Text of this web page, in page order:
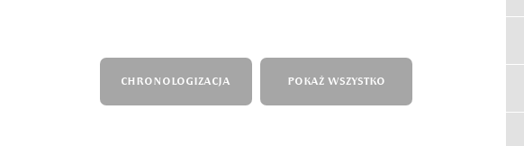
CHRONOLOGIZACJA POKAŻ WSZYSTKO